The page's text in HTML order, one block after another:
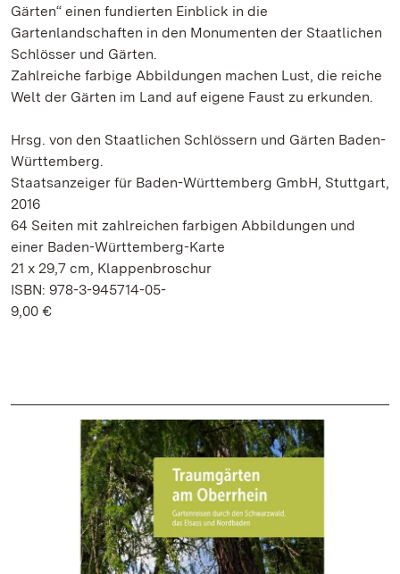
Gärten“ einen fundierten Einblick in die
Gartenlandschaften in den Monumenten der Staatlichen
Schlösser und Gärten.
Zahlreiche farbige Abbildungen machen Lust, die reiche
Welt der Gärten im Land auf eigene Faust zu erkunden.
Hrsg. von den Staatlichen Schlössern und Gärten Baden-
Württemberg.
Staatsanzeiger für Baden-Württemberg GmbH, Stuttgart,
2016
64 Seiten mit zahlreichen farbigen Abbildungen und
einer Baden-Württemberg-Karte
21 x 29,7 cm, Klappenbroschur
ISBN: 978-3-945714-05-
9,00 €